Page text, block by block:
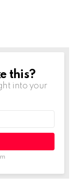
this?
into your